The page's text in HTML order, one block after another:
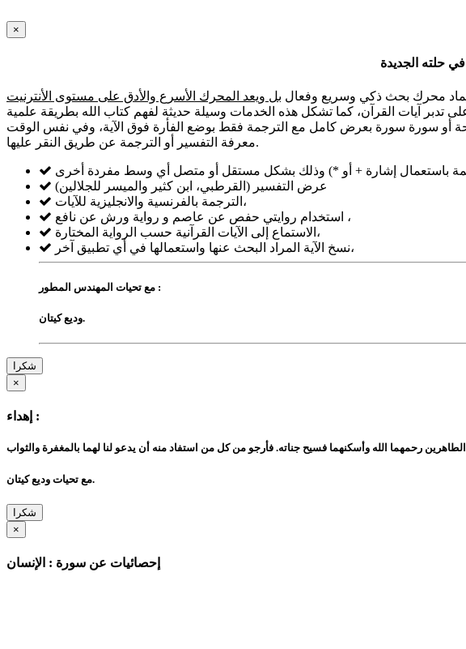
×
حلته الجديدة
محرك بحث ذكي وسريع وفعال بل ويعد المحرك الأسرع والأدق على مستوى الأنترنيت
تدبر آيات القرآن، كما تشكل هذه الخدمات وسيلة حديثة لفهم كتاب الله بطريقة علمية
أو سورة سورة بعرض كامل مع الترجمة فقط بوضع الفأرة فوق الآية، وفي نفس الوقت
معرفة التفسير أو الترجمة عن طريق النقر عليها.
عرض التفسير (القرطبي، ابن كثير والميسر للجلالين)
الترجمة بالفرنسية والانجليزية للآيات،
استخدام روايتي حفص عن عاصم و رواية ورش عن نافع ،
الاستماع إلى الآيات القرآنية حسب الرواية المختارة،
نسخ الآية المراد البحث عنها واستعمالها في أي تطبيق آخر،
مع تحيات المهندس المطور :
وديع كيتان.
شكرا
×
إهداء :
مع تحيات وديع كيتان.
شكرا
×
إحصائيات عن سورة : الإنسان